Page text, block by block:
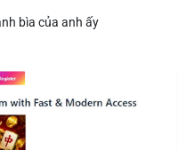
bìa của anh ấy